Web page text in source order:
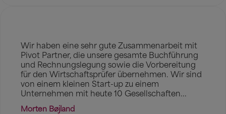
Wir haben eine sehr gute Zusammenarbeit mit
Pivot Partner, die unsere gesamte Buchführung
und Rechnungslegung sowie die Vorbereitung
für den Wirtschaftsprüfer übernehmen. Wir sind
von einem kleinen Start-up zu einem
Unternehmen mit heute 10 Gesellschaften...
Morten Bøjland